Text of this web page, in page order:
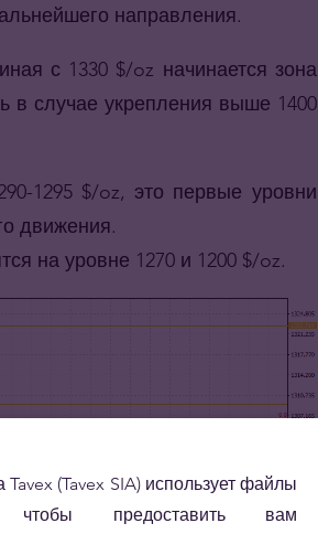
направления.
с 1330 $/oz начинается зона
в случае укрепления выше 1400
1295 $/oz, это первые уровни
движения.
на уровне 1270 и 1200 $/oz.
Tavex (Tavex SIA) использует файлы
чтобы предоставить вам